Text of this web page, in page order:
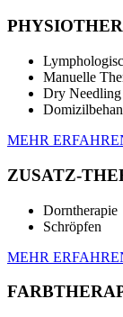
Manuelle
Dry Needling
MEHR
ZUSATZ-
Dorntherapie
Schröpfen
MEHR